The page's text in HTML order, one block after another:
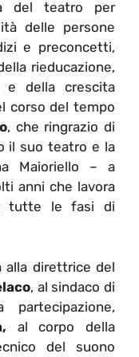
del teatro per
delle persone
e preconcetti,
rieducazione,
e della crescita
corso del tempo
, che ringrazio di
il suo teatro e la
Maioriello – a
anni che lavora
tutte le fasi di
alla direttrice del
, al sindaco di
al corpo della
del suono